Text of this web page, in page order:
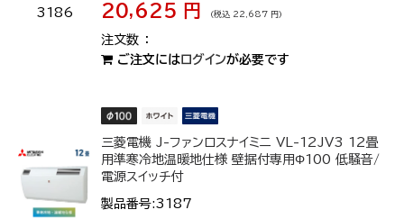
3186 20,625 円 (税込 22,687 円)
ご注文にはログインが必要です
三菱電機 J-ファンロスナイミニ VL-12JV3 12畳
用準寒冷地温暖地仕様 壁据付専用Φ100 低騒音/
電源スイッチ付
製品番号:3187